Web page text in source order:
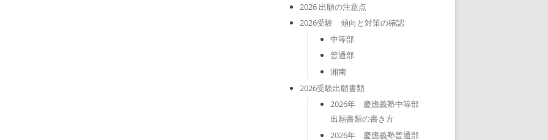
2026 出願の注意点
2026受験 傾向と対策の確認
中等部
普通部
湘南
2026受験出願書類
2026年 慶應義塾中等部
出願書類の書き方
2026年 慶應義塾普通部